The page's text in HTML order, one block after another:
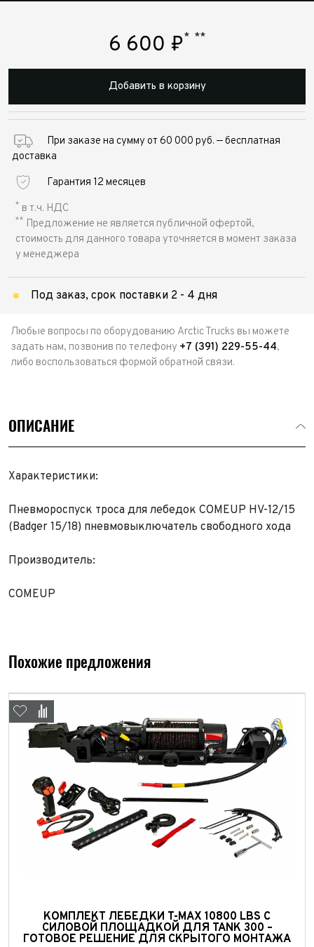
6 600 ₽* **
Добавить в корзину
При заказе на сумму от 60 000 руб. — бесплатная
доставка
Гарантия 12 месяцев
* в т.ч. НДС
** Предложение не является публичной офертой,
стоимость для данного товара уточняется в момент заказа
у менеджера
Под заказ, срок поставки 2 - 4 дня
Любые вопросы по оборудованию Arctic Trucks вы можете
задать нам, позвонив по телефону +7 (391) 229-55-44,
либо воспользоваться формой обратной связи.
ОПИСАНИЕ
Характеристики:
Пневмороспуск троса для лебедок COMEUP HV-12/15
(Badger 15/18) пневмовыключатель свободного хода
Производитель:
COMEUP
Похожие предложения
КОМПЛЕКТ ЛЕБЕДКИ T-MAX 10800 LBS С
СИЛОВОЙ ПЛОЩАДКОЙ ДЛЯ TANK 300 –
ГОТОВОЕ РЕШЕНИЕ ДЛЯ СКРЫТОГО МОНТАЖА
Имя*
ФИО* Заявка на оценку